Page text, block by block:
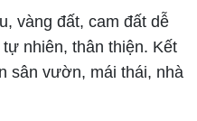
vàng đất, cam đất dễ
nhiên, thân thiện. Kết
sân vườn, mái thái, nhà